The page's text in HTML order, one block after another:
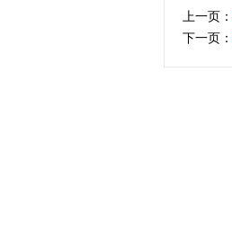
上一页：
下一页：